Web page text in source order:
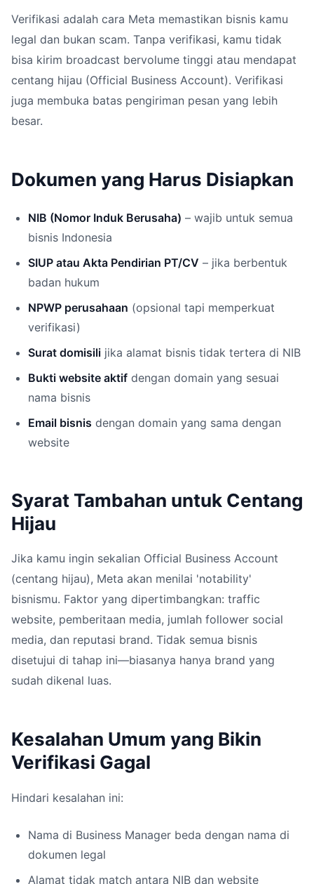
Verifikasi adalah cara Meta memastikan bisnis kamu
legal dan bukan scam. Tanpa verifikasi, kamu tidak
bisa kirim broadcast bervolume tinggi atau mendapat
centang hijau (Official Business Account). Verifikasi
juga membuka batas pengiriman pesan yang lebih
besar.
Dokumen yang Harus Disiapkan
NIB (Nomor Induk Berusaha) – wajib untuk semua
bisnis Indonesia
SIUP atau Akta Pendirian PT/CV – jika berbentuk
badan hukum
NPWP perusahaan (opsional tapi memperkuat
verifikasi)
Surat domisili jika alamat bisnis tidak tertera di NIB
Bukti website aktif dengan domain yang sesuai
nama bisnis
Email bisnis dengan domain yang sama dengan
website
Syarat Tambahan untuk Centang
Hijau
Jika kamu ingin sekalian Official Business Account
(centang hijau), Meta akan menilai 'notability'
bisnismu. Faktor yang dipertimbangkan: traffic
website, pemberitaan media, jumlah follower social
media, dan reputasi brand. Tidak semua bisnis
disetujui di tahap ini—biasanya hanya brand yang
sudah dikenal luas.
Kesalahan Umum yang Bikin
Verifikasi Gagal
Hindari kesalahan ini:
Nama di Business Manager beda dengan nama di
dokumen legal
Alamat tidak match antara NIB dan website